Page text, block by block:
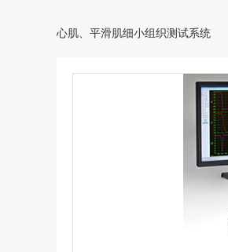
心肌、平滑肌细小组织测试系统